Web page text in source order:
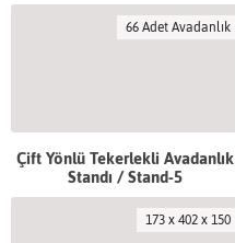
66 Adet Avadanlık
Çift Yönlü Tekerlekli Avadanlık
Standı / Stand-5
173 x 402 x 150